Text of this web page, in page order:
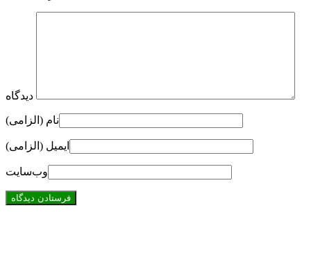
دیدگاه
نام (الزامی)
ایمیل (الزامی)
وب‌سایت